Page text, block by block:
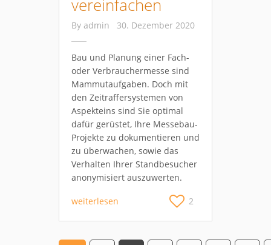
vereinfachen
By admin 30. Dezember 2020
Bau und Planung einer Fach-
oder Verbrauchermesse sind
Mammutaufgaben. Doch mit
den Zeitraffersystemen von
Aspekteins sind Sie optimal
dafür gerüstet, Ihre Messebau-
Projekte zu dokumentieren und
zu überwachen, sowie das
Verhalten Ihrer Standbesucher
anonymisiert auszuwerten.
weiterlesen 2